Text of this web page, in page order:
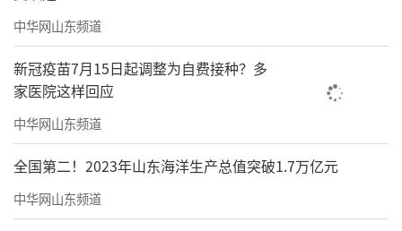
中华网山东频道
新冠疫苗7月15日起调整为自费接种？多
家医院这样回应
中华网山东频道
全国第二！2023年山东海洋生产总值突破1.7万亿元
中华网山东频道